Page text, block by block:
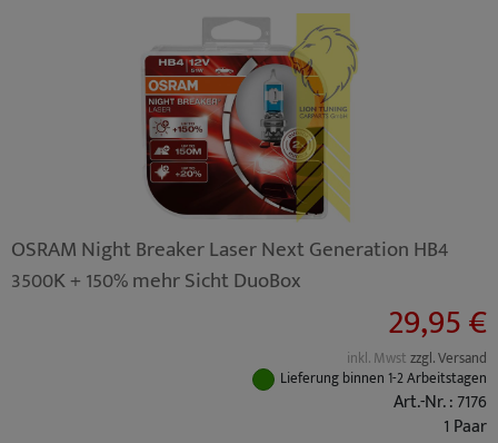
OSRAM Night Breaker Laser Next Generation HB4
3500K + 150% mehr Sicht DuoBox
29,95 €
inkl. Mwstzzgl. Versand
Lieferung binnen 1-2 Arbeitstagen
Art.-Nr. : 7176
1 Paar